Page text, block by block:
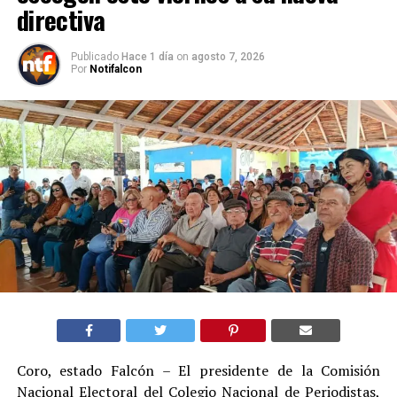
directiva
Publicado Hace 1 día on agosto 7, 2026
Por Notifalcon
Coro, estado Falcón – El presidente de la Comisión
Nacional Electoral del Colegio Nacional de Periodistas,